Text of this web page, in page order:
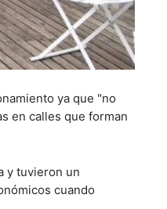
ya que "no
en calles que forman
y tuvieron un
cuando